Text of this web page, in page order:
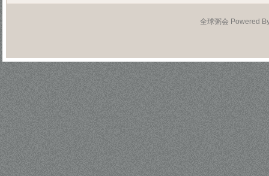
全球粥会 Powered